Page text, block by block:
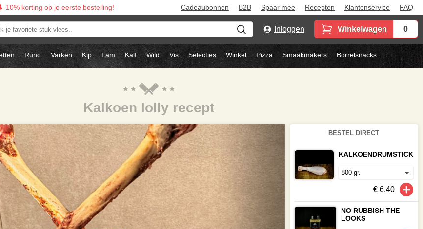
10% korting op je eerste bestelling! Cadeaubonnen B2B Spaar mee Recepten Klantenservice FAQ
Inloggen Winkelwagen 0
Rund Varken Kip Lam Kalf Wild Vis Selecties Winkel Pizza Smaakmakers Borrelsnacks
Kalkoen lolly recept
BESTEL DIRECT
KALKOENDRUMSTICK
€ 6,40
NO RUBBISH THE
LOOKS